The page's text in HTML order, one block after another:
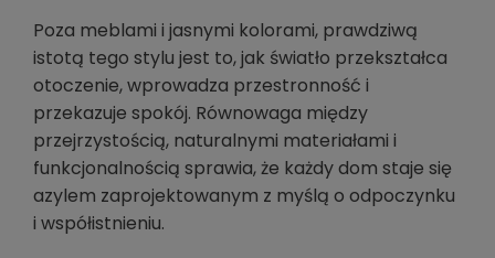
Poza meblami i jasnymi kolorami, prawdziwą
istotą tego stylu jest to, jak światło przekształca
otoczenie, wprowadza przestronność i
przekazuje spokój. Równowaga między
przejrzystością, naturalnymi materiałami i
funkcjonalnością sprawia, że każdy dom staje się
azylem zaprojektowanym z myślą o odpoczynku
i współistnieniu.